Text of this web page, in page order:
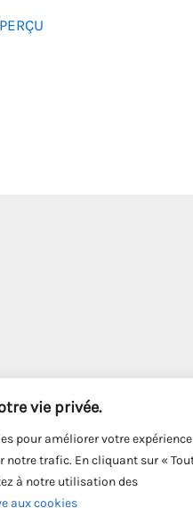
vie privée.
pour améliorer votre expérience
notre trafic. En cliquant sur «
à notre utilisation des
aux cookies